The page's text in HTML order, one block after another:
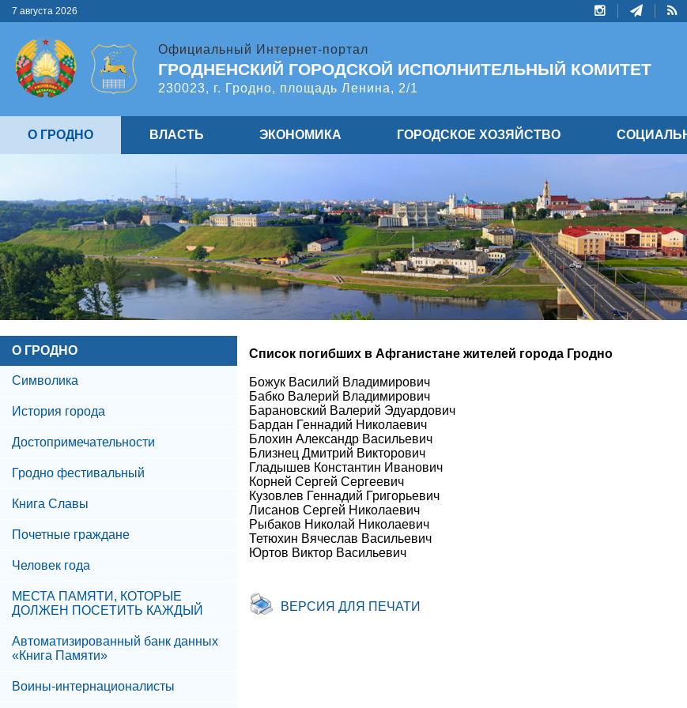
7 августа 2026
Официальный Интернет-портал
ГРОДНЕНСКИЙ ГОРОДСКОЙ ИСПОЛНИТЕЛЬНЫЙ КОМИТЕТ
230023, г. Гродно, площадь Ленина, 2/1
О ГРОДНО ВЛАСТЬ ЭКОНОМИКА ГОРОДСКОЕ ХОЗЯЙСТВО
О ГРОДНО
Символика
История города
Достопримечательности
Гродно фестивальный
Книга Славы
Почетные граждане
Человек года
МЕСТА ПАМЯТИ, КОТОРЫЕ
ДОЛЖЕН ПОСЕТИТЬ КАЖДЫЙ
Автоматизированный банк данных
«Книга Памяти»
Воины-интернационалисты
Список погибших в Афганистане жителей города Гродно
Божук Василий Владимирович
Бабко Валерий Владимирович
Барановский Валерий Эдуардович
Бардан Геннадий Николаевич
Блохин Александр Васильевич
Близнец Дмитрий Викторович
Гладышев Константин Иванович
Корней Сергей Сергеевич
Кузовлев Геннадий Григорьевич
Лисанов Сергей Николаевич
Рыбаков Николай Николаевич
Тетюхин Вячеслав Васильевич
Юртов Виктор Васильевич
ВЕРСИЯ ДЛЯ ПЕЧАТИ